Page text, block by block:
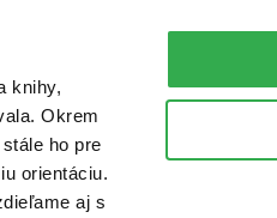
knihy,
Okrem
ho pre
orientáciu.
aj s